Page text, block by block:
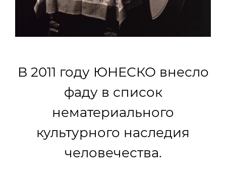
В 2011 году ЮНЕСКО внесло
фаду в список
нематериального
культурного наследия
человечества.